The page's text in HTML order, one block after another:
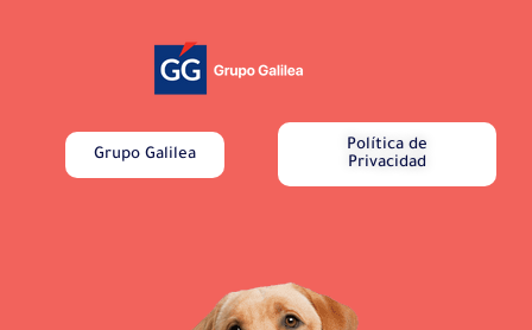
Grupo Galilea
Política de
Privacidad